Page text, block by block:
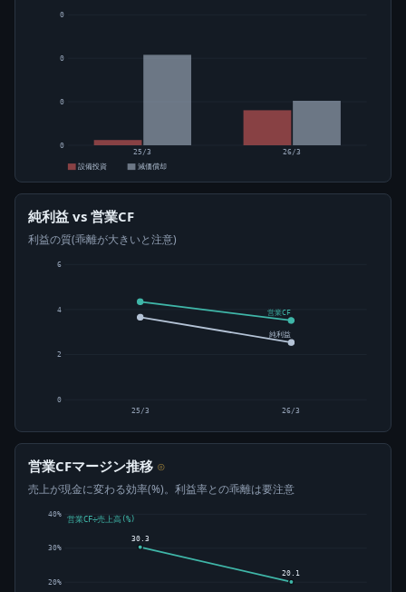
0
0
0
0
25/3
26/3
設備投資
減価償却
純利益 vs 営業CF
利益の質(乖離が大きいと注意)
0
2
4
6
営業CF
純利益
25/3 26/3
営業CFマージン推移 ⊙
売上が現金に変わる効率(%)。利益率との乖離は要注意
20%
30%
40%
30.3
20.1
営業CF÷売上高(%)